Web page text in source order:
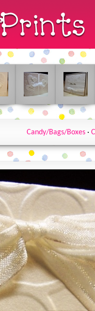
Candy/Bags/Boxes ·